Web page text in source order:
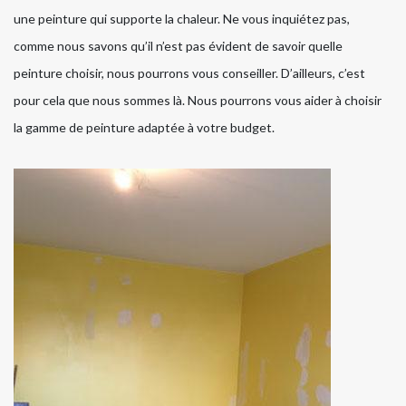
une peinture qui supporte la chaleur. Ne vous inquiétez pas,
comme nous savons qu’il n’est pas évident de savoir quelle
peinture choisir, nous pourrons vous conseiller. D’ailleurs, c’est
pour cela que nous sommes là. Nous pourrons vous aider à choisir
la gamme de peinture adaptée à votre budget.